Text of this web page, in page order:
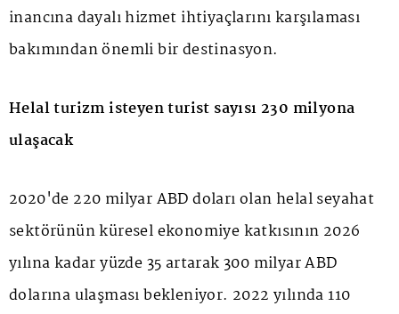
inancına dayalı hizmet ihtiyaçlarını karşılaması
bakımından önemli bir destinasyon.
Helal turizm isteyen turist sayısı 230 milyona
ulaşacak
2020'de 220 milyar ABD doları olan helal seyahat
sektörünün küresel ekonomiye katkısının 2026
yılına kadar yüzde 35 artarak 300 milyar ABD
dolarına ulaşması bekleniyor. 2022 yılında 110